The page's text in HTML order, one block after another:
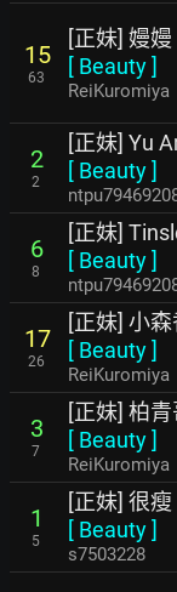
15
63
[正妹] 嫚嫚
[ Beauty]
ReiKuromiya
2
2
[正妹] Yu
[ Beauty]
6
8
[正妹]
[ Beauty]
17
26
[正妹] 小
[ Beauty]
ReiKuromiya
3
7
[正妹] 柏
[ Beauty]
ReiKuromiya
1
5
[正妹] 很瘦
[ Beauty]
s7503228